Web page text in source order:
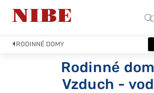
RODINNÉ DOMY
Rodinné
Vzduch -